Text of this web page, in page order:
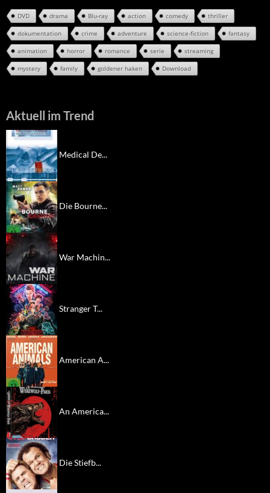
DVD drama Blu-ray action comedy thriller
dokumentation crime adventure science-fiction fantasy
animation horror romance serie streaming
mystery family goldener haken Download
Aktuell im Trend
Medical De...
Die Bourne...
War Machin...
Stranger T...
American A...
An America...
Die Stiefb...